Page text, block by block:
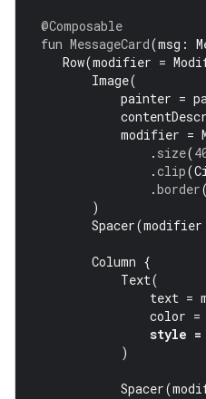
@Composable
fun MessageCard(msg :
Row(modifier =
Image(
painter =
modifier =
. size(
.clip(
.border(
)
Spacer(modifier
Column {
Text(
text =
color =
style =
)
Spacer(